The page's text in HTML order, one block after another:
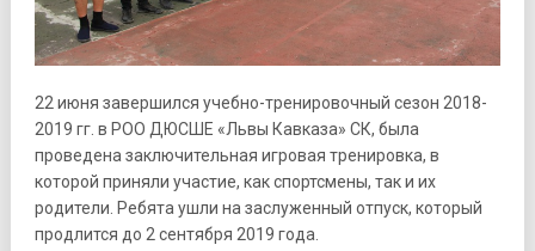
22 июня завершился учебно-тренировочный сезон 2018-
2019 гг. в РОО ДЮСШЕ «Львы Кавказа» СК, была
проведена заключительная игровая тренировка, в
которой приняли участие, как спортсмены, так и их
родители. Ребята ушли на заслуженный отпуск, который
продлится до 2 сентября 2019 года.